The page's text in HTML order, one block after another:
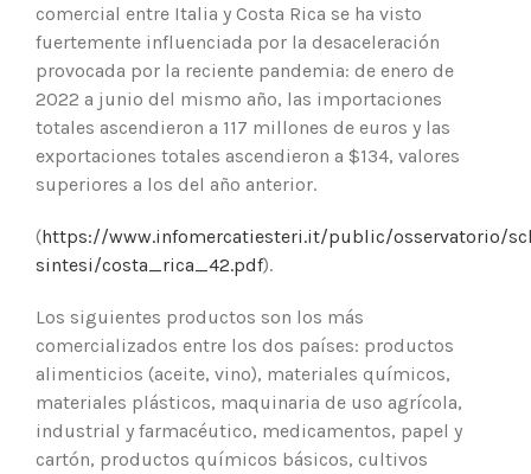
comercial entre Italia y Costa Rica se ha visto
fuertemente influenciada por la desaceleración
provocada por la reciente pandemia: de enero de
2022 a junio del mismo año, las importaciones
totales ascendieron a 117 millones de euros y las
exportaciones totales ascendieron a $134, valores
superiores a los del año anterior.
(https://www.infomercatiesteri.it/public/osservatorio/
sintesi/costa_rica_42.pdf).
Los siguientes productos son los más
comercializados entre los dos países: productos
alimenticios (aceite, vino), materiales químicos,
materiales plásticos, maquinaria de uso agrícola,
industrial y farmacéutico, medicamentos, papel y
cartón, productos químicos básicos, cultivos